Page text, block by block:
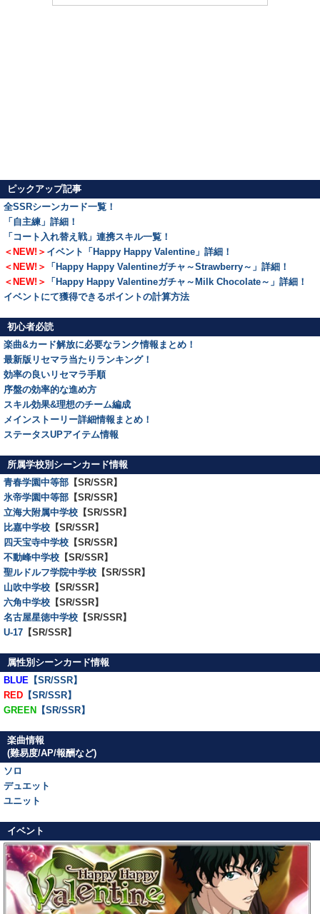
ピックアップ記事
全SSRシーンカード一覧！
「自主練」詳細！
「コート入れ替え戦」連携スキル一覧！
＜NEW!＞ イベント「Happy Happy Valentine」詳細！
＜NEW!＞
「Happy Happy Valentineガチャ～Strawberry～」詳細！
＜NEW!＞
「Happy Happy Valentineガチャ～Milk Chocolate～」詳細！
イベントにて獲得できるポイントの計算方法
初心者必読
楽曲&カード解放に必要なランク情報まとめ！
最新版リセマラ当たりランキング！
効率の良いリセマラ手順
序盤の効率的な進め方
スキル効果&理想のチーム編成
メインストーリー詳細情報まとめ！
ステータスUPアイテム情報
所属学校別シーンカード情報
青春学園中等部 【SR/SSR】
氷帝学園中等部 【SR/SSR】
立海大附属中学校 【SR/SSR】
比嘉中学校 【SR/SSR】
四天宝寺中学校 【SR/SSR】
不動峰中学校 【SR/SSR】
聖ルドルフ学院中学校 【SR/SSR】
山吹中学校 【SR/SSR】
六角中学校 【SR/SSR】
名古屋星徳中学校 【SR/SSR】
U-17 【SR/SSR】
属性別シーンカード情報
BLUE 【SR/SSR】
RED 【SR/SSR】
GREEN 【SR/SSR】
楽曲情報
(難易度/AP/報酬など)
ソロ
デュエット
ユニット
イベント